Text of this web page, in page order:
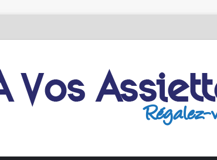
Semaine des Chefs” du 19 au 24 octobre 2026